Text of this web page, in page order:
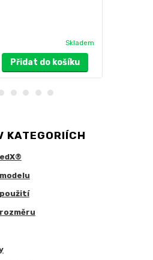
Skladem
Přidat do košíku
KATEGORIÍCH
použití